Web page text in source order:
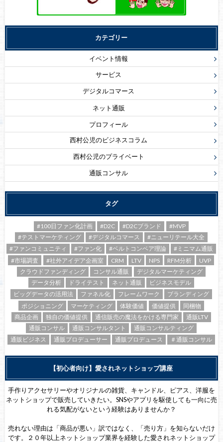
カテゴリー
イベント情報
サービス
デジタルコマース
ネット通販
プロフィール
西村公児のビジネスコラム
西村公児のプライベート
通販コンサル
タグ
#100日ファン化計画 #D2C #D2Cブランド
#MVP
#テストマーケティング
#デジタルコマース
#ニューリテール大全
#ファンコミュニティ
#ファン化 #ベルトコンベア理論
#ミニマム通販
#市場調査
#社外アイデア企画室 CRM LTV NPS RFM分析
UVP
クラウドファンディング
コンサル通販
デジタルマーケティング
データ分析
ドライテスト ネット通販
ビジネスモデル
ビッグデータの活用法
ファネル化 フレームワーク
ブランディング
ポジショニング
マーケティング 体験価値 価値提供
同梱物
商品企画
独自の価値提供 通信販売の魔法をかける専門家
通販LTV
通販コンサル
通販コンサルタント
通販コンサルティング
通販ビジネス
通販プロデューサー 通販プロデュース ＃通販コンサル
【初心者向け】愛されネットショップ講座
手作りアクセサリーやオリジナルの雑貨、キャンドル、ピアス、洋服を
ネットショップで販売していきたい。SNSやアプリを駆使しても一向に売
れる気配がないという経験はありませんか？
売れない理由は「商品が悪い」訳ではなく、「売り方」を知らないだけ
です。２０年以上ネットショップ業界を経験した愛されネットショップ